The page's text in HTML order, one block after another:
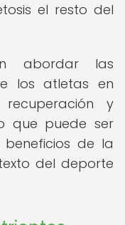
el resto del
abordar las
los atletas en
y
que puede ser
de la
del deporte